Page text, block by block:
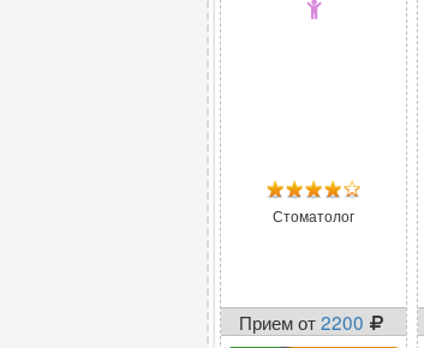
Стоматолог
Прием от2200